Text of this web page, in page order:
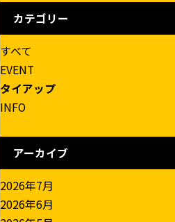
カテゴリー
すべて
EVENT
タイアップ
INFO
アーカイブ
2026年7月
2026年6月